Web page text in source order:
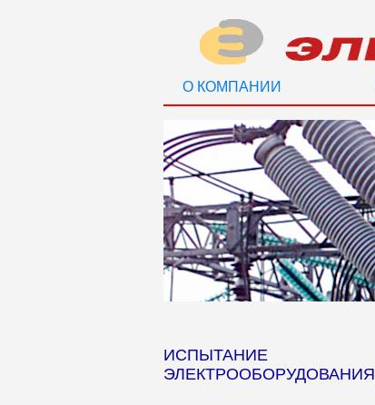
О КОМПАНИИ
ИСПЫТАНИЕ
ЭЛЕКТРООБОРУДОВАНИЯ